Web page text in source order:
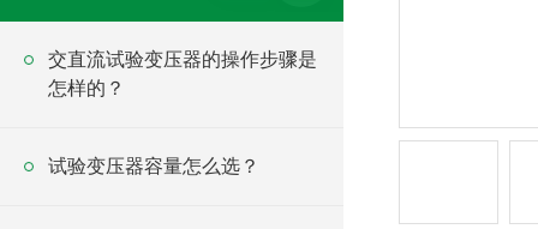
交直流试验变压器的操作步骤是
怎样的？
试验变压器容量怎么选？